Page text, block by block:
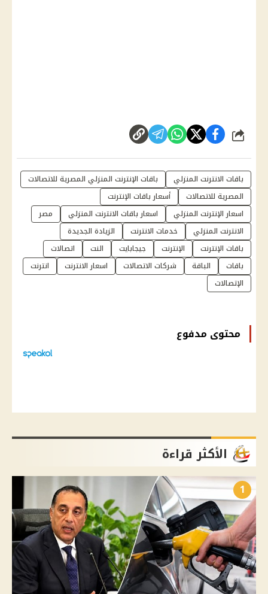
شارك
باقات الانترنت المنزلي
باقات الإنترنت المنزلي المصرية للاتصالات
المصرية للاتصالات
أسعار باقات الإنترنت
اسعار الإنترنت المنزلي
اسعار باقات الانترنت المنزلي
مصر
الانترنت المنزلي
خدمات الانترنت
الزيادة الجديدة
باقات الإنترنت
الإنترنت جيجابايت النت
اتصالات
باقات
الباقة شركات الاتصالات اسعار الانترنت
انترنت
الإتصالات
محتوى مدفوع
الأكثر قراءة
1